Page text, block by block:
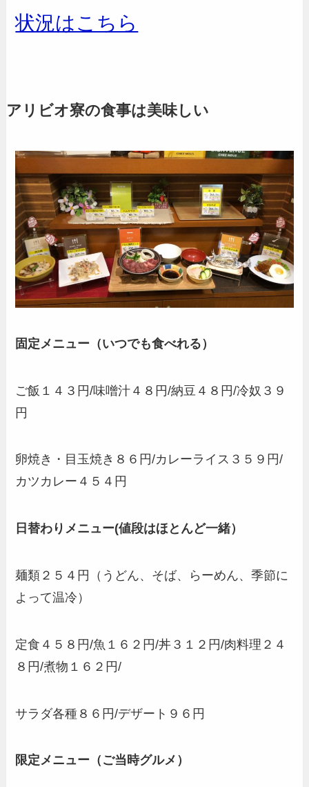
状況はこちら
アリビオ寮の食事は美味しい
固定メニュー（いつでも食べれる）
ご飯１４３円/味噌汁４８円/納豆４８円/冷奴３９
円
卵焼き・目玉焼き８６円/カレーライス３５９円/
カツカレー４５４円
日替わりメニュー(値段はほとんど一緒）
麺類２５４円（うどん、そば、らーめん、季節に
よって温冷）
定食４５８円/魚１６２円/丼３１２円/肉料理２４
８円/煮物１６２円/
サラダ各種８６円/デザート９６円
限定メニュー（ご当時グルメ）